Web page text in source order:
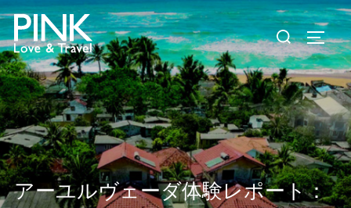
コ
ン
テ
ン
ツ
へ
ス
キ
ッ
検
索
対
象:
サイド
アーユルヴェーダ体験レポート：